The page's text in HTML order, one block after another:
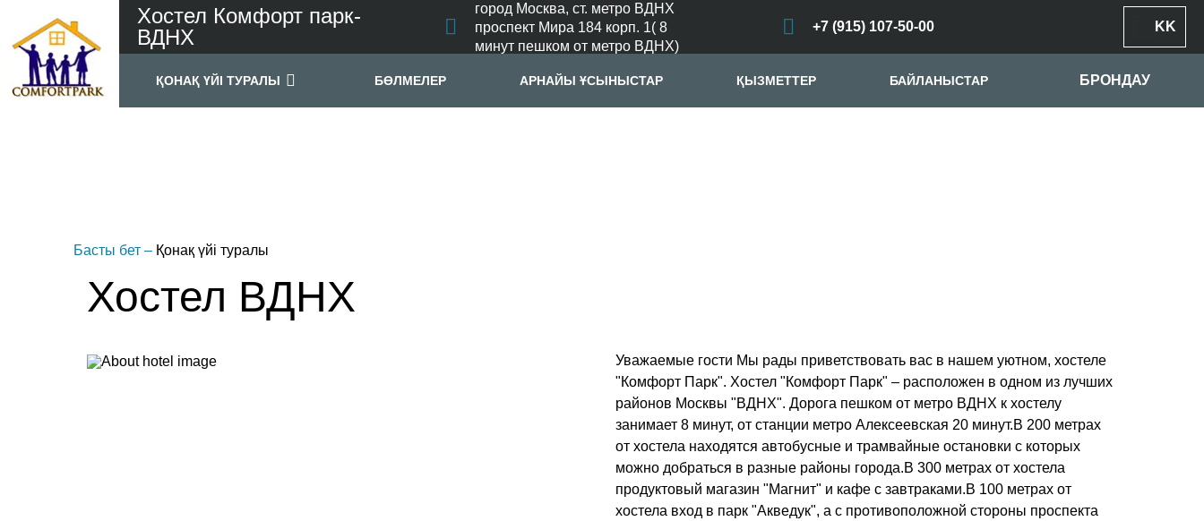
Хостел Комфорт парк-
ВДНХ
город Москва, ст. метро ВДНХ
проспект Мира 184 корп. 1( 8
минут пешком от метро ВДНХ)
+7 (915) 107-50-00 KK
ҚОНАҚ ҮЙІ ТУРАЛЫ БӨЛМЕЛЕР АРНАЙЫ ҰСЫНЫСТАР ҚЫЗМЕТТЕР БАЙЛАНЫСТАР БРОНДАУ
Басты бет – Қонақ үйі туралы
Хостел ВДНХ
Уважаемые гости Мы рады приветствовать вас в нашем уютном, хостеле
"Комфорт Парк". Хостел "Комфорт Парк" – расположен в одном из лучших
районов Москвы "ВДНХ". Дорога пешком от метро ВДНХ к хостелу
занимает 8 минут, от станции метро Алексеевская 20 минут.В 200 метрах
от хостела находятся автобусные и трамвайные остановки с которых
можно добраться в разные районы города.В 300 метрах от хостела
продуктовый магазин "Магнит" и кафе с завтраками.В 100 метрах от
хостела вход в парк "Акведук", а с противоположной стороны проспекта